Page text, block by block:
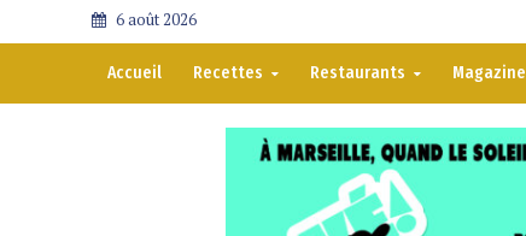
6 août 2026
Accueil Recettes Restaurants Magazine